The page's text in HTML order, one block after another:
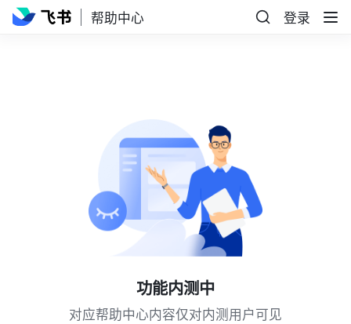
帮助中心 登录
功能内测中
对应帮助中心内容仅对内测用户可见